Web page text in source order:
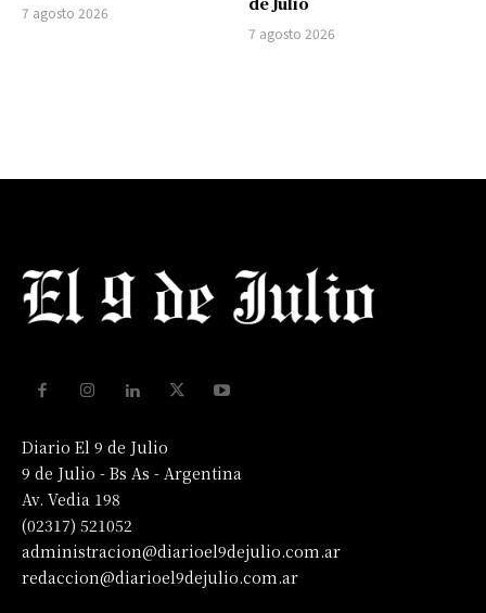
7 agosto 2026
7 agosto 2026
Diario El 9 de Julio
9 de Julio - Bs As - Argentina
Av. Vedia 198
(02317) 521052
administracion@diarioel9dejulio.com.ar
redaccion@diarioel9dejulio.com.ar